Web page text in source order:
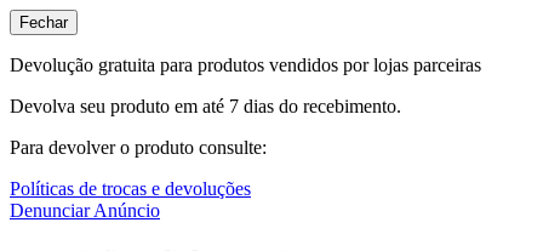
Fechar
Devolução gratuita para produtos vendidos por lojas parceiras
Devolva seu produto em até 7 dias do recebimento.
Para devolver o produto consulte:
Políticas de trocas e devoluções
Denunciar Anúncio